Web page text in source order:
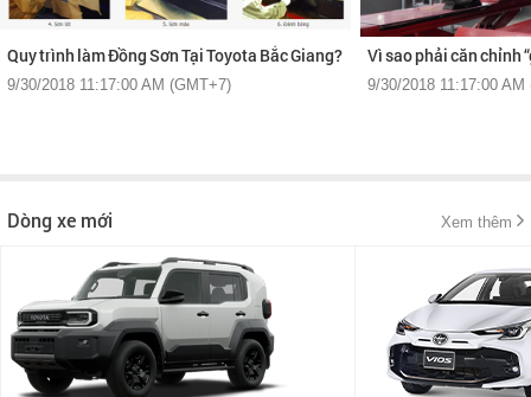
Quy trình làm Đồng Sơn Tại Toyota Bắc Giang?
9/30/2018 11:17:00 AM (GMT+7)
Vì sao phải căn chỉnh
9/30/2018 11:17:00 AM
Dòng xe mới Xem thêm